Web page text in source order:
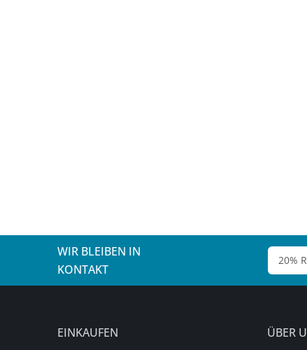
WIR BLEIBEN IN
KONTAKT
EINKAUFEN ÜBER